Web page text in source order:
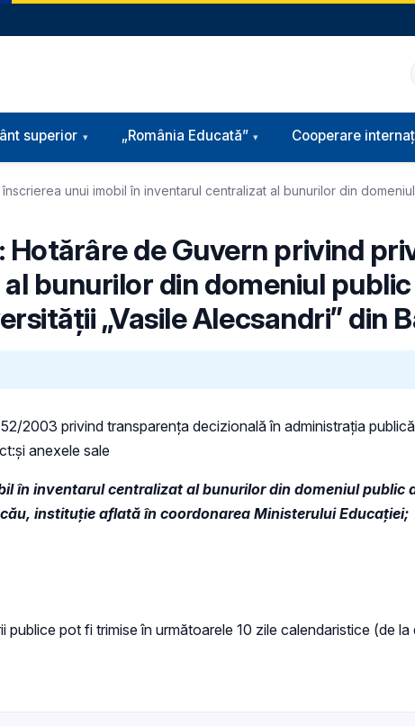
superior „România Educată” Cooperare
unui imobil în inventarul centralizat al bunurilor din
Hotărâre de Guvern privind
bunurilor din domeniul
„Vasile Alecsandri” din
2003 privind transparenţa decizională în administraţia
anexele sale
în inventarul centralizat al bunurilor din domeniul public
instituție aflată în coordonarea Ministerului Educației;
pot fi trimise în următoarele 10 zile calendaristice (de